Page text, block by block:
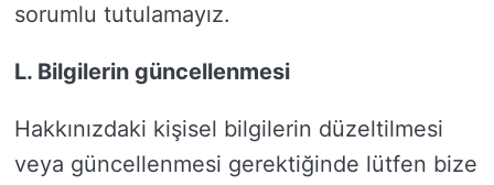
sorumlu tutulamayız.
L. Bilgilerin güncellenmesi
Hakkınızdaki kişisel bilgilerin düzeltilmesi
veya güncellenmesi gerektiğinde lütfen bize